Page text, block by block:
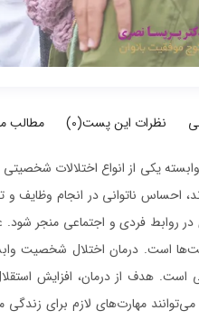
نظرات این پست(0
) مطالب
یکی از انواع اختلالات شخصیتی
احساس ناتوانی در انجام وظایف
روابط فردی و اجتماعی منجر شود.
است. درمان اختلال شخصیت
است. هدف از درمان، افزایش
می‌توانند مهارت‌های لازم برای